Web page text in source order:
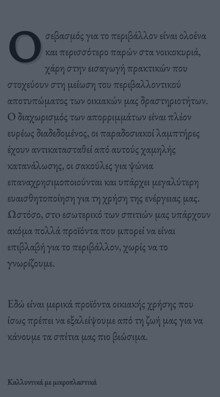
Ο σεβασμός για το περιβάλλον είναι ολοένα
και περισσότερο παρών στα νοικοκυριά,
χάρη στην εισαγωγή πρακτικών που
στοχεύουν στη μείωση του περιβαλλοντικού
αποτυπώματος των οικιακών μας δραστηριοτήτων.
Ο διαχωρισμός των απορριμμάτων είναι πλέον
ευρέως διαδεδομένος, οι παραδοσιακοί λαμπτήρες
έχουν αντικατασταθεί από αυτούς χαμηλής
κατανάλωσης, οι σακούλες για ψώνια
επαναχρησιμοποιούνται και υπάρχει μεγαλύτερη
ευαισθητοποίηση για τη χρήση της ενέργειας μας.
Ωστόσο, στo εσωτερικό των σπιτιών μας υπάρχουν
ακόμα πολλά προϊόντα που μπορεί να είναι
επιβλαβή για το περιβάλλον, χωρίς να το
γνωρίζουμε.
Εδώ είναι μερικά προϊόντα οικιακής χρήσης που
ίσως πρέπει να εξαλείψουμε από τη ζωή μας για να
κάνουμε τα σπίτια μας πιο βιώσιμα.
Καλλυντικά με μικροπλαστικά